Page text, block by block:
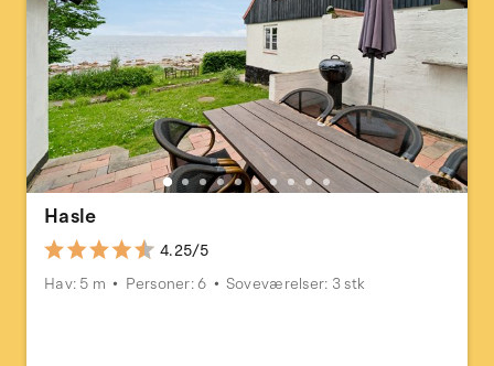
Hasle
4.25/5
Hav: 5 m
Personer: 6 Soveværelser: 3 stk